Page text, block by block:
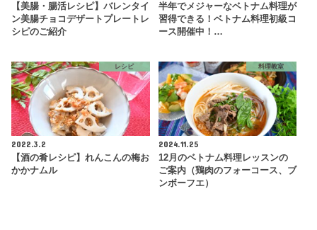
【美腸・腸活レシピ】バレンタイ
ン美腸チョコデザートプレートレ
シピのご紹介
半年でメジャーなベトナム料理が
習得できる！ベトナム料理初級コ
ース開催中！…
レシピ
2022.3.2
【酒の肴レシピ】れんこんの梅お
かかナムル
料理教室
2024.11.25
12月のベトナム料理レッスンの
ご案内（鶏肉のフォーコース、ブ
ンボーフエ）